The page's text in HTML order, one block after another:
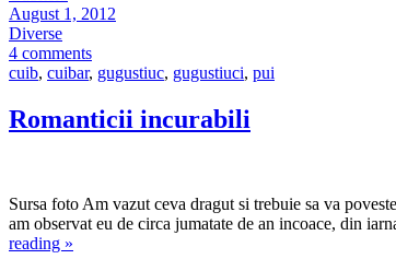
August 1, 2012
Diverse
4 comments
cuib, cuibar, gugustiuc, gugustiuci, pui
Romanticii incurabili
Sursa foto Am vazut ceva dragut si trebuie sa va
am observat eu de circa jumatate de an incoace, din
reading »